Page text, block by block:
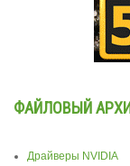
ФАЙЛОВЫЙ
Драйверы NVIDIA